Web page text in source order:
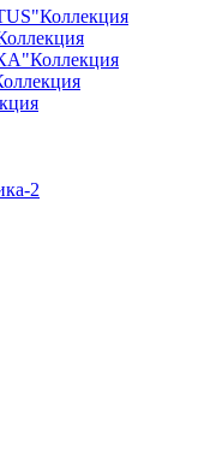
Коллекция
Коллекция
2